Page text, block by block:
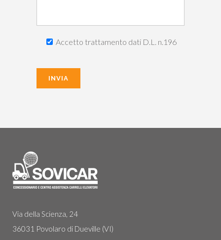
Accetto trattamento dati D.L. n.196
Via della Scienza, 24
36031 Povolaro di Dueville (VI)